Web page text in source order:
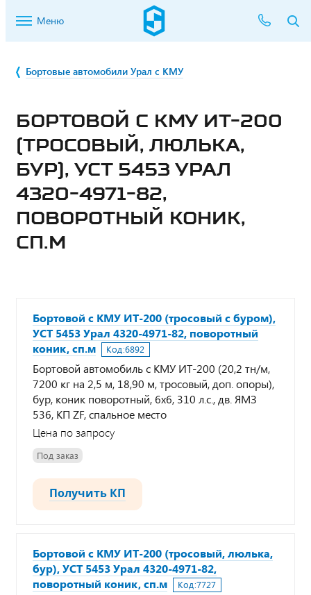
Меню
Бортовые автомобили Урал с КМУ
БОРТОВОЙ С КМУ ИТ-200
(ТРОСОВЫЙ, ЛЮЛЬКА,
БУР), УСТ 5453 УРАЛ
4320-4971-82,
ПОВОРОТНЫЙ КОНИК,
СП.М
Бортовой с КМУ ИТ-200 (тросовый с буром),
УСТ 5453 Урал 4320-4971-82, поворотный
коник, сп.м
Код:6892
Бортовой автомобиль с КМУ ИТ-200 (20,2 тн/м,
7200 кг на 2,5 м, 18,90 м, тросовый, доп. опоры),
бур, коник поворотный, 6х6, 310 л.с., дв. ЯМЗ
536, КП ZF, спальное место
Цена по запросу
Под заказ
Получить КП
Бортовой с КМУ ИТ-200 (тросовый, люлька,
бур), УСТ 5453 Урал 4320-4971-82,
поворотный коник, сп.м
Код:7727